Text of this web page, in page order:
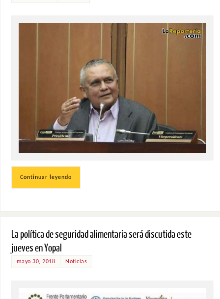
Continuar leyendo
La política de seguridad alimentaria será discutida este
jueves en Yopal
mayo 30, 2018 Noticias